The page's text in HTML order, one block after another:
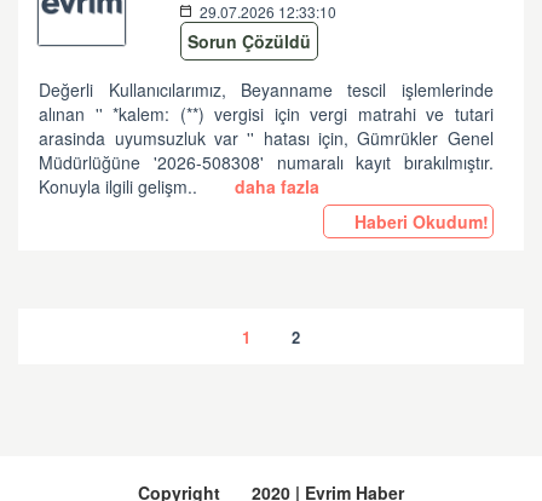
29.07.2026 12:33:10
Sorun Çözüldü
Değerli Kullanıcılarımız, Beyanname tescil işlemlerinde
alınan '' *kalem: (**) vergisi için vergi matrahi ve tutari
arasinda uyumsuzluk var '' hatası için, Gümrükler Genel
Müdürlüğüne '2026-508308' numaralı kayıt bırakılmıştır.
Konuyla ilgili gelişm..
daha fazla
Haberi Okudum!
1 2
Copyright 2020 | Evrim Haber